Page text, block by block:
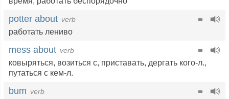
potter about verb
работать лениво
mess about verb
ковыряться, возиться с, приставать, дергать кого-л.,
путаться с кем-л.
bum verb